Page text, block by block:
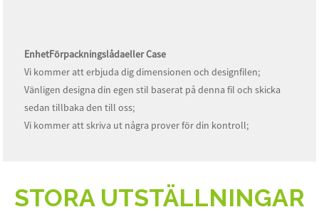
EnhetFörpackningslådaeller Case
Vi kommer att erbjuda dig dimensionen och designfilen;
Vänligen designa din egen stil baserat på denna fil och skicka
sedan tillbaka den till oss;
Vi kommer att skriva ut några prover för din kontroll;
STORA UTSTÄLLNINGAR